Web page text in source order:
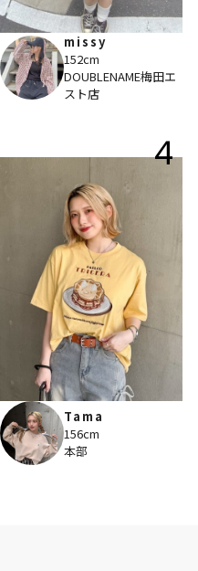
missy
152cm
DOUBLENAME梅田エ
スト店
4
Tama
156cm
本部